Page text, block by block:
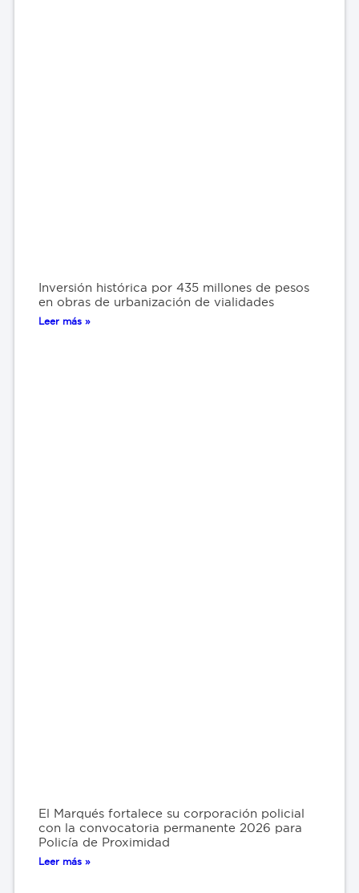
Inversión histórica por 435 millones de pesos
en obras de urbanización de vialidades
Leer más »
El Marqués fortalece su corporación policial
con la convocatoria permanente 2026 para
Policía de Proximidad
Leer más »